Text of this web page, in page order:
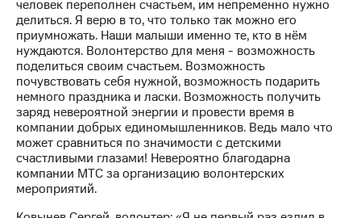
человек переполнен счастьем, им непременно нужно
делиться. Я верю в то, что только так можно его
приумножать. Наши малыши именно те, кто в нём
нуждаются. Волонтерство для меня - возможность
поделиться своим счастьем. Возможность
почувствовать себя нужной, возможность подарить
немного праздника и ласки. Возможность получить
заряд невероятной энергии и провести время в
компании добрых единомышленников. Ведь мало что
может сравниться по значимости с детскими
счастливыми глазами! Невероятно благодарна
компании МТС за организацию волонтерских
мероприятий.